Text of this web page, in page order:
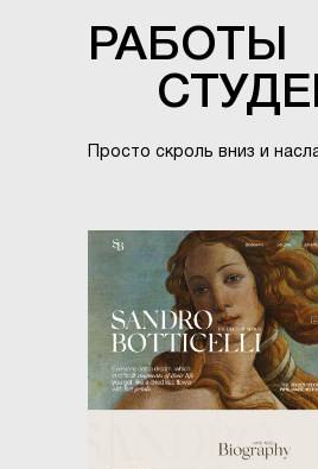
РАБОТЫ
Просто скроль вниз и